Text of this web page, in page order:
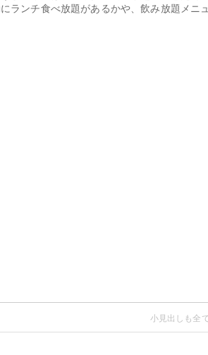
ランチ食べ放題があるかや、飲み放題メニ